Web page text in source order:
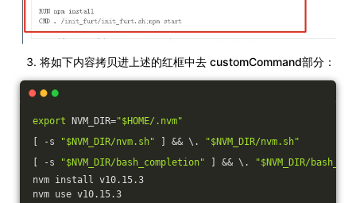
将如下内容拷贝进上述的红框中去 customCommand部分：
export NVM_DIR="$HOME/.nvm"
[ -s
"$NVM_DIR/nvm.sh" ] && \. "$NVM_DIR/nvm.sh"
[ -s
"$NVM_DIR/bash_completion" ] && \. "$NVM_DIR/
nvm install v10.15.3
nvm use v10.15.3